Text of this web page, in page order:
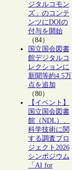
ジタルコモン
ズ」のコンテ
ンツにDOIの
付与を開始
（84）
国立国会図書
館デジタルコ
レクションに
新聞等約4.5万
点を追加
（80）
【イベント】
国立国会図書
館（NDL）、
科学技術に関
する調査プロ
ジェクト2026
シンポジウム
「AI for